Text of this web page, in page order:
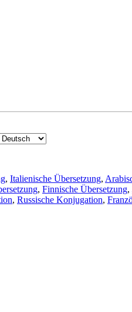
, Italienische Übersetzung,
, Finnische Übersetzung,
, Russische Konjugation,